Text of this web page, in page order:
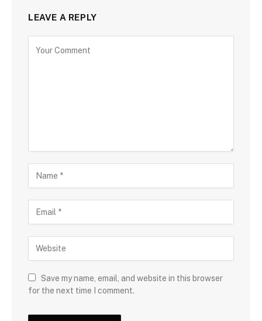
LEAVE A REPLY
Save my name, email, and website in this browser
for the next time I comment.